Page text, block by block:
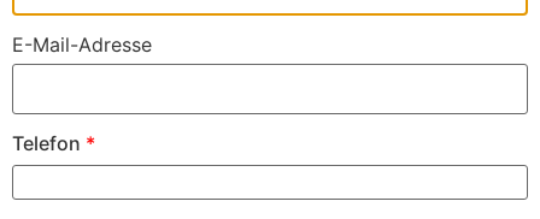
E-Mail-Adresse
Telefon *